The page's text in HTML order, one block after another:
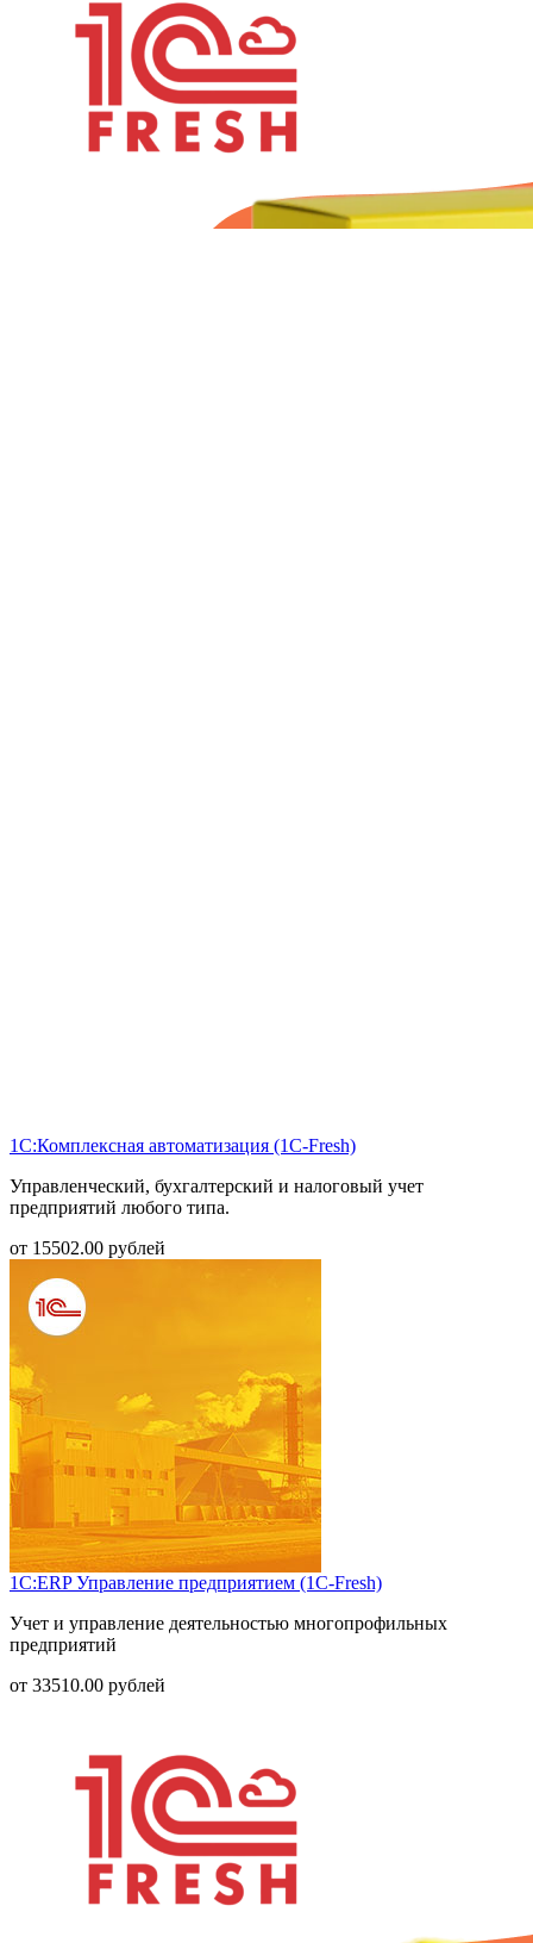
1С:Комплексная автоматизация (1С-Fresh)
Управленческий, бухгалтерский и налоговый учет
предприятий любого типа.
от 15502.00 рублей
1С:ERP Управление предприятием (1С-Fresh)
Учет и управление деятельностью многопрофильных
предприятий
от 33510.00 рублей